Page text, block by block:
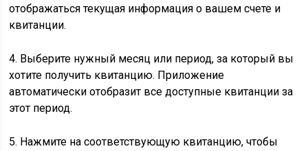
отображаться текущая информация о вашем счете и
квитанции.
4. Выберите нужный месяц или период, за который вы
хотите получить квитанцию. Приложение
автоматически отобразит все доступные квитанции за
этот период.
5. Нажмите на соответствующую квитанцию, чтобы